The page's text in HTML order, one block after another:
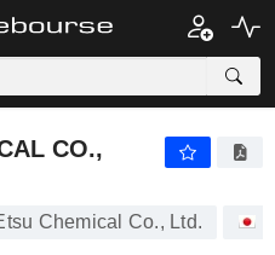
CO.,
Chemical Co., Ltd.